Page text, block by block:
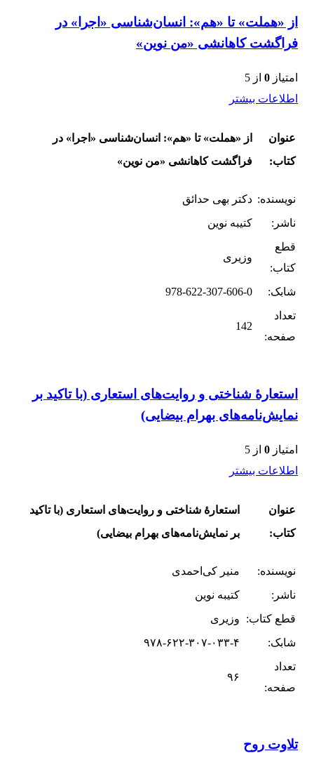
از «هملت» تا «هم»: انسان‌شناسی «اجرا» در
فراگشت کاهانشی «من نوین»
امتیاز 0 از 5
اطلاعات بیشتر
عنوان
کتاب:
از «هملت» تا «هم»: انسان‌شناسی «اجرا» در
فراگشت کاهانشی «من نوین»
نویسنده: دکتر بهی حدائق
ناشر:
کتیبه نوین
قطع
کتاب:
وزیری
شابک:
978-622-307-606-0
تعداد
صفحه:
142
استعارۀ شناختی و روایت‌های استعاری (با تاکید بر
نمایش‌نامه‌های بهرام بیضایی)
امتیاز 0 از 5
اطلاعات بیشتر
عنوان
کتاب:
استعارۀ شناختی و روایت‌های استعاری (با تاکید
بر نمایش‌نامه‌های بهرام بیضایی)
نویسنده:
منیر کی‌احمدی
ناشر:
کتیبه نوین
قطع کتاب:
وزیری
شابک:
۹۷۸-۶۲۲-۳۰۷-۰۳۳-۴
تعداد
صفحه:
۹۶
تلاوت روح